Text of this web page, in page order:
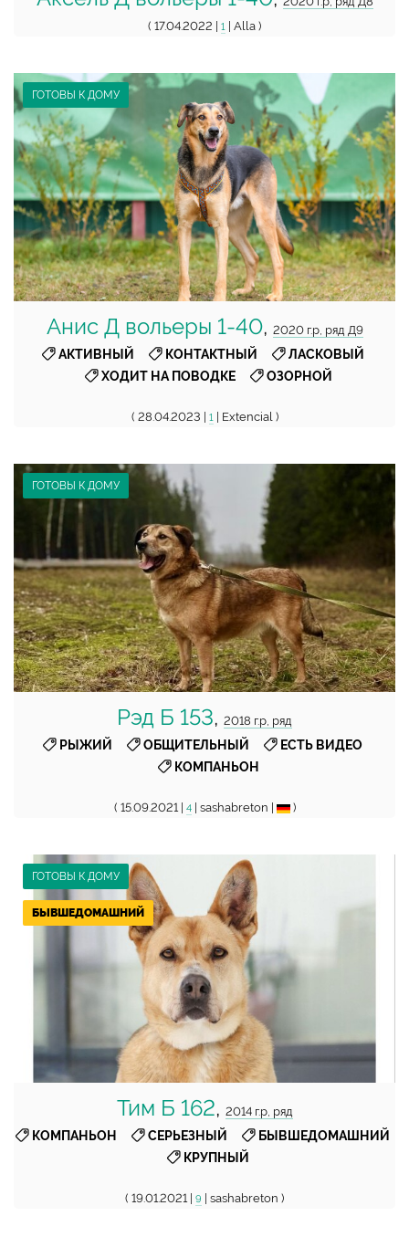
( 17.04.2022 | 1 | Alla )
ГОТОВЫ К ДОМУ
Анис Д вольеры 1-40, 2020 г.р, ряд Д9
АКТИВНЫЙ
КОНТАКТНЫЙ ЛАСКОВЫЙ
ХОДИТ НА ПОВОДКЕ, ОЗОРНОЙ
( 28.04.2023 | 1 | Extencial )
ГОТОВЫ К ДОМУ
Рэд Б 153, 2018 г.р, ряд
РЫЖИЙ
ОБЩИТЕЛЬНЫЙ ЕСТЬ ВИДЕО
КОМПАНЬОН
( 15.09.2021 | 4| sashabreton | )
ГОТОВЫ К ДОМУ
Тим Б 162, 2014 г.р, ряд
КОМПАНЬОН
СЕРЬЕЗНЫЙ БЫВШЕДОМАШНИЙ
КРУПНЫЙ
( 19.01.2021 | 9 | sashabreton )
БЫВШЕДОМАШНИЙ